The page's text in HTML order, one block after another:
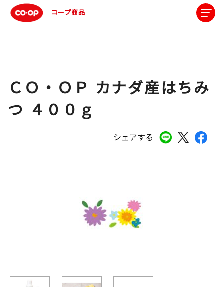
コープ商品
シェアする
ＣＯ・ＯＰ カナダ産はちみ
つ ４００ｇ